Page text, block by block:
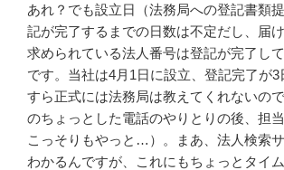
あれ？でも設立日（法務局への登記書類
記が完了するまでの日数は不定だし、届
求められている法人番号は登記が完了し
です。当社は4月1日に設立、登記完了が
すら正式には法務局は教えてくれないの
のちょっとした電話のやりとりの後、担
こっそりもやっと…）。まあ、法人検索
わかるんですが、これにもちょっとタイム